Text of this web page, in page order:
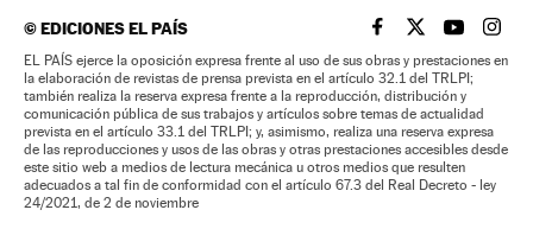
©EDICIONES EL PAÍS EL PAÍS BRASIL EN
EL PAÍSEL PAÍS
EL
EL PAÍS ejerce la oposición expresa frente al uso de sus obras y prestaciones en
la elaboración de revistas de prensa prevista en el artículo 32.1 del TRLPI;
también realiza la reserva expresa frente a la reproducción, distribución y
comunicación pública de sus trabajos y artículos sobre temas de actualidad
prevista en el artículo 33.1 del TRLPI; y, asimismo, realiza una reserva expresa
de las reproducciones y usos de las obras y otras prestaciones accesibles desde
este sitio web a medios de lectura mecánica u otros medios que resulten
adecuados a tal fin de conformidad con el artículo 67.3 del Real Decreto - ley
24/2021, de 2 de noviembre